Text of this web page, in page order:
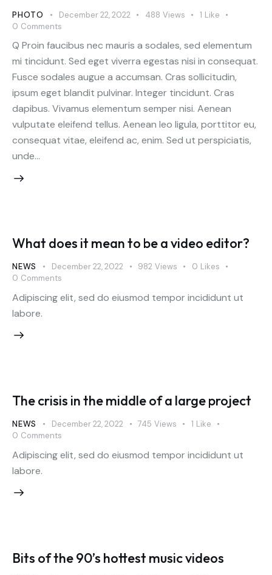
PHOTO December 22, 2022 488 Views 1 Like
0 Comments
Q Proin faucibus nec mauris a sodales, sed elementum
mi tincidunt. Sed eget viverra egestas nisi in consequat.
Fusce sodales augue a accumsan. Cras sollicitudin,
ipsum eget blandit pulvinar. Integer tincidunt. Cras
dapibus. Vivamus elementum semper nisi. Aenean
vulputate eleifend tellus. Aenean leo ligula, porttitor eu,
consequat vitae, eleifend ac, enim. Sed ut perspiciatis,
unde…
What does it mean to be a video editor?
NEWS December 22, 2022 982 Views 0 Likes
0 Comments
Adipiscing elit, sed do eiusmod tempor incididunt ut
labore.
The crisis in the middle of a large project
NEWS December 22, 2022 745 Views 1 Like
0 Comments
Adipiscing elit, sed do eiusmod tempor incididunt ut
labore.
Bits of the 90’s hottest music videos